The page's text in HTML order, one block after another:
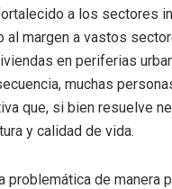
a los sectores
al margen a vastos
en periferias
muchas
que, si bien resuelve
y calidad de vida.
problemática de manera